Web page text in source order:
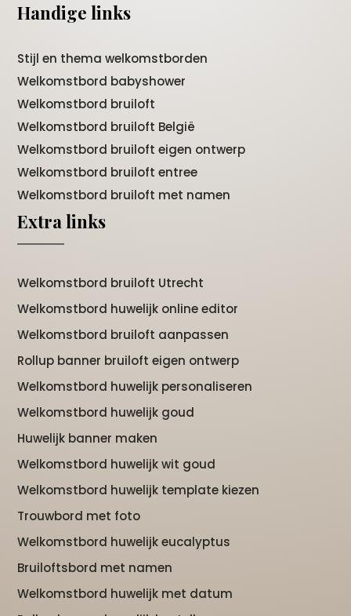
Handige links
Stijl en thema welkomstborden
Welkomstbord babyshower
Welkomstbord bruiloft
Welkomstbord bruiloft België
Welkomstbord bruiloft eigen ontwerp
Welkomstbord bruiloft entree
Welkomstbord bruiloft met namen
Extra links
Welkomstbord bruiloft Utrecht
Welkomstbord huwelijk online editor
Welkomstbord bruiloft aanpassen
Rollup banner bruiloft eigen ontwerp
Welkomstbord huwelijk personaliseren
Welkomstbord huwelijk goud
Huwelijk banner maken
Welkomstbord huwelijk wit goud
Welkomstbord huwelijk template kiezen
Trouwbord met foto
Welkomstbord huwelijk eucalyptus
Bruiloftsbord met namen
Welkomstbord huwelijk met datum